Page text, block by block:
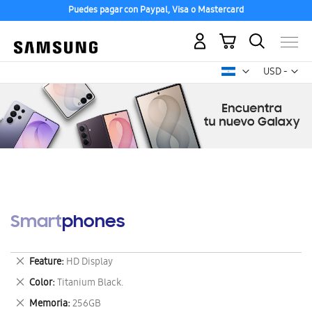
Puedes pagar con Paypal, Visa o Mastercard
USD -
dólar
Mi carrito
Smartphones
Feature HD Display
Eliminar
este
artículo
Color Titanium Black.
Eliminar
este
Memoria 256GB
Eliminar